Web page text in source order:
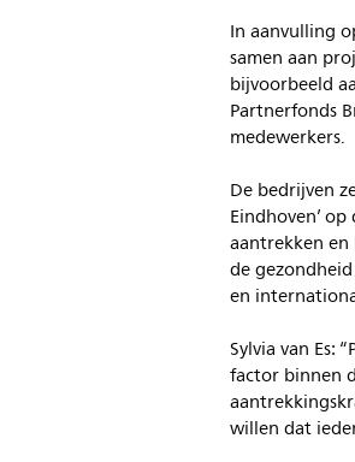
In aanvulling
samen aan
bijvoorbeeld
Partnerfonds
medewerkers.
De bedrijven
Eindhoven’
aantrekken
de
en
Sylvia van Es:
factor binnen
willen dat